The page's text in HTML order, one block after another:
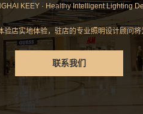
KEEY · Healthy Intelligent Lighting
店实地体验，驻店的专业照明设计顾问将
联系我们